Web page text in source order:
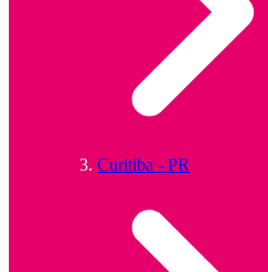
Curitiba - PR